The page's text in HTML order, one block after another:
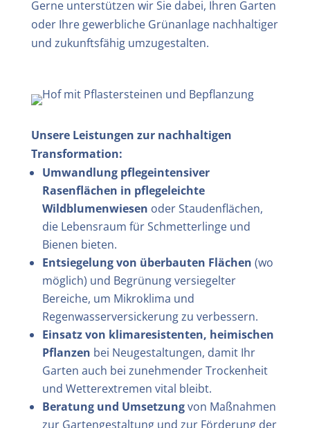
Gerne unterstützen wir Sie dabei, Ihren Garten
oder Ihre gewerbliche Grünanlage nachhaltiger
und zukunftsfähig umzugestalten.
Unsere Leistungen zur nachhaltigen
Transformation:
Umwandlung pflegeintensiver
Rasenflächen in pflegeleichte
Wildblumenwiesen oder Staudenflächen,
die Lebensraum für Schmetterlinge und
Bienen bieten.
Entsiegelung von überbauten Flächen (wo
möglich) und Begrünung versiegelter
Bereiche, um Mikroklima und
Regenwasserversickerung zu verbessern.
Einsatz von klimaresistenten, heimischen
Pflanzen bei Neugestaltungen, damit Ihr
Garten auch bei zunehmender Trockenheit
und Wetterextremen vital bleibt.
Beratung und Umsetzungvon Maßnahmen
zur Gartengestaltung und zur Förderung der